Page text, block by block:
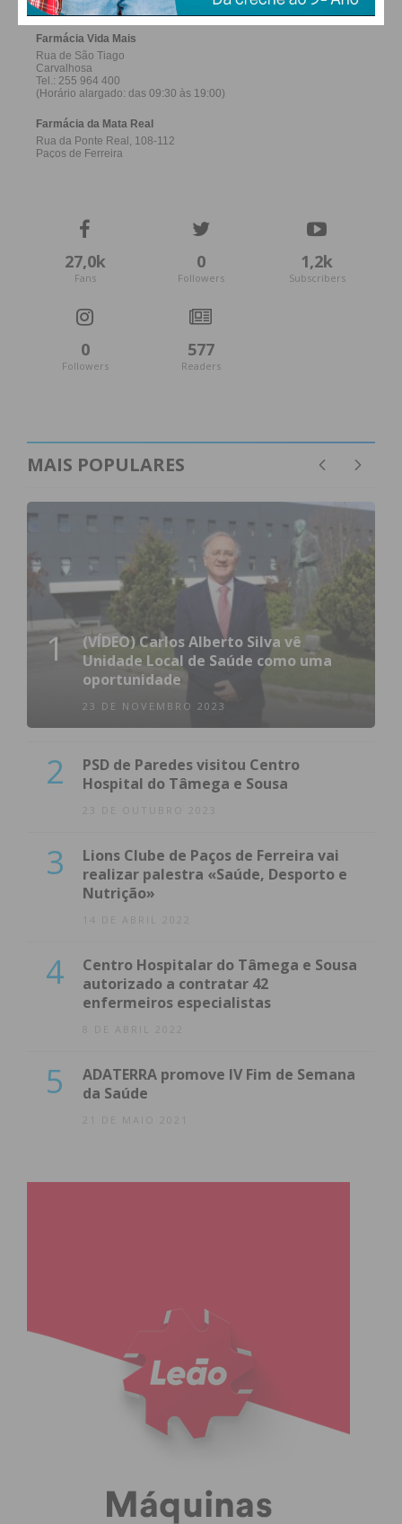
27,0k
Fans
0
Followers
1,2k
Subscribers
0
Followers
577
Readers
MAIS POPULARES
1
(VÍDEO) Carlos Alberto Silva vê
Unidade Local de Saúde como uma
oportunidade
23 DE NOVEMBRO 2023
2
PSD de Paredes visitou Centro
Hospital do Tâmega e Sousa
23 DE OUTUBRO 2023
3
Lions Clube de Paços de Ferreira vai
realizar palestra «Saúde, Desporto e
Nutrição»
14 DE ABRIL 2022
4
Centro Hospitalar do Tâmega e Sousa
autorizado a contratar 42
enfermeiros especialistas
8 DE ABRIL 2022
5
ADATERRA promove IV Fim de Semana
da Saúde
21 DE MAIO 2021